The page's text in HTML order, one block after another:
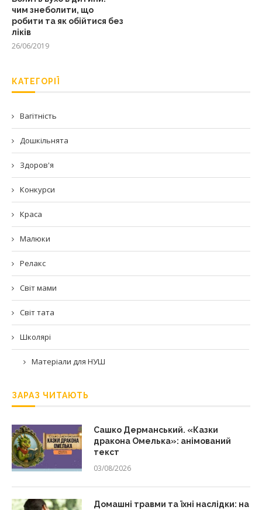
чим знеболити, що
робити та як обійтися без
ліків
26/06/2019
КАТЕГОРІЇ
Вагітність
Дошкільнята
Здоров'я
Конкурси
Краса
Малюки
Релакс
Світ мами
Світ тата
Школярі
Матеріали для НУШ
ЗАРАЗ ЧИТАЮТЬ
Сашко Дерманський. «Казки
дракона Омелька»: анімований
текст
03/08/2026
Домашні травми та їхні наслідки: на